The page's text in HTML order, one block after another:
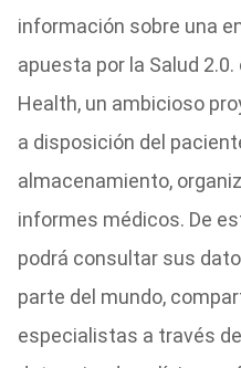
información sobre una
apuesta por la Salud
Health, un ambicioso
a disposición del
almacenamiento,
informes médicos. De
podrá consultar sus
parte del mundo,
especialistas a través